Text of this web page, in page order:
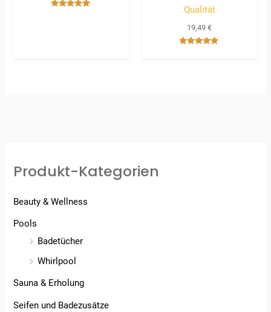
Qualität
19,49€
Produkt-Kategorien
Beauty & Wellness
Pools
Badetücher
Whirlpool
Sauna & Erholung
Seifen und Badezusätze